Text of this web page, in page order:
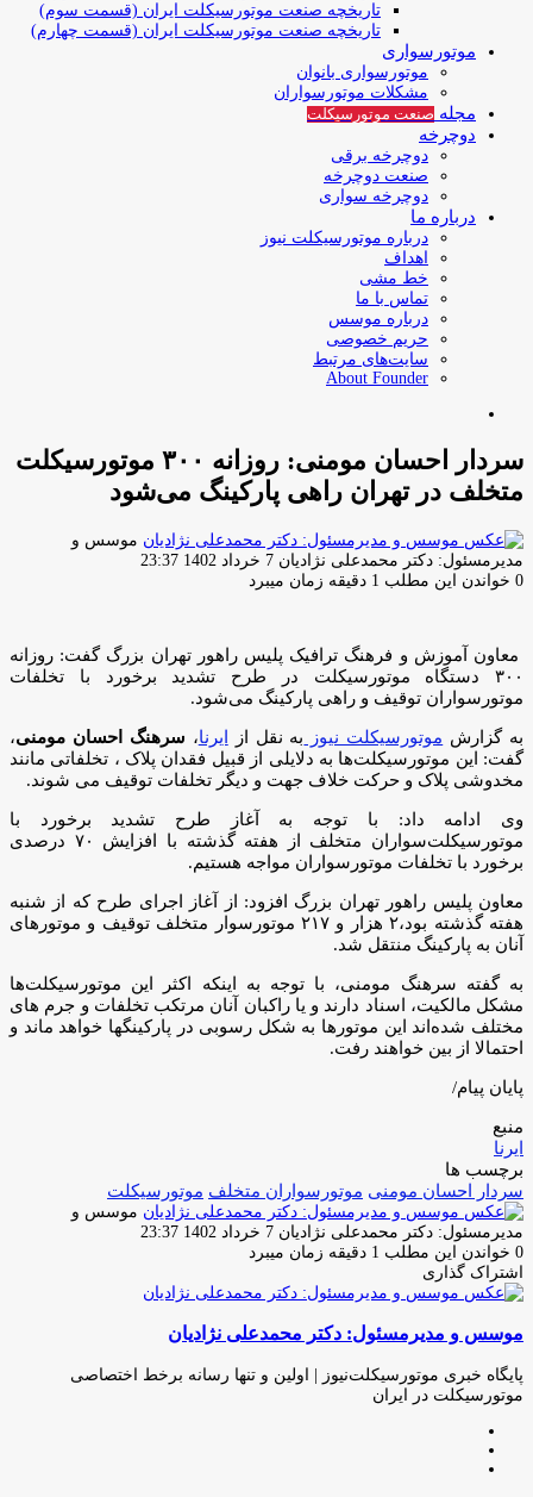
تاریخچه صنعت موتورسیکلت ایران (قسمت سوم)
تاریخچه صنعت موتورسیکلت ایران (قسمت چهارم)
موتورسواری
موتورسواری بانوان
مشکلات موتورسواران
مجله صنعت موتورسیکلت
دوچرخه
دوچرخه برقی
صنعت دوچرخه
دوچرخه سواری
درباره ما
درباره موتورسیکلت نیوز
اهداف
خط مشی
تماس با ما
درباره موسس
حریم خصوصی
سایت‌های مرتبط
About Founder
سردار احسان مومنی: روزانه ۳۰۰ موتورسیکلت
متخلف در تهران راهی پارکینگ می‌شود
موسس و
مدیرمسئول: دکتر محمدعلی نژادیان ارسال
ایمیل
7 خرداد 1402 23:37
0 خواندن این مطلب 1 دقیقه زمان میبرد
معاون آموزش و فرهنگ ترافیک پلیس راهور تهران بزرگ گفت: روزانه
۳۰۰ دستگاه موتورسیکلت در طرح تشدید برخورد با تخلفات
موتورسواران توقیف و راهی پارکینگ می‌شود.
به گزارش موتورسیکلت نیوز به نقل از ایرنا، سرهنگ احسان مومنی،
گفت: این موتورسیکلت‌ها به دلایلی از قبیل فقدان پلاک ، تخلفاتی مانند
مخدوشی پلاک و حرکت خلاف جهت و دیگر تخلفات توقیف می شوند.
وی ادامه داد: با توجه به آغاز طرح تشدید برخورد با
موتورسیکلت‌سواران متخلف از هفته گذشته با افزایش ۷۰ درصدی
برخورد با تخلفات موتورسواران مواجه هستیم.
معاون پلیس راهور تهران بزرگ افزود: از آغاز اجرای طرح که از شنبه
هفته گذشته بود،۲ هزار و ۲۱۷ موتورسوار متخلف توقیف و موتورهای
آنان به پارکینگ منتقل شد.
به گفته سرهنگ مومنی، با توجه به اینکه اکثر این موتورسیکلت‌ها
مشکل مالکیت، اسناد دارند و یا راکبان آنان مرتکب تخلفات و جرم های
مختلف شده‌اند این موتورها به شکل رسوبی در پارکینگها خواهد ماند و
احتمالا از بین خواهند رفت.
پایان پیام/
منبع
ایرنا
برچسب ها
سردار احسان مومنی موتورسواران متخلف موتورسیکلت
موسس و
مدیرمسئول: دکتر محمدعلی نژادیان ارسال
ایمیل
7 خرداد 1402 23:37
0 خواندن این مطلب 1 دقیقه زمان میبرد
اشتراک گذاری
فیس
توئیتر
لینکدین
واتس
تلگرام
اشتراک
از
ایمیل
چاپ
موسس و مدیرمسئول: دکتر محمدعلی نژادیان
پایگاه خبری موتورسیکلت‌نیوز | اولین و تنها رسانه برخط اختصاصی
موتورسیکلت در ایران